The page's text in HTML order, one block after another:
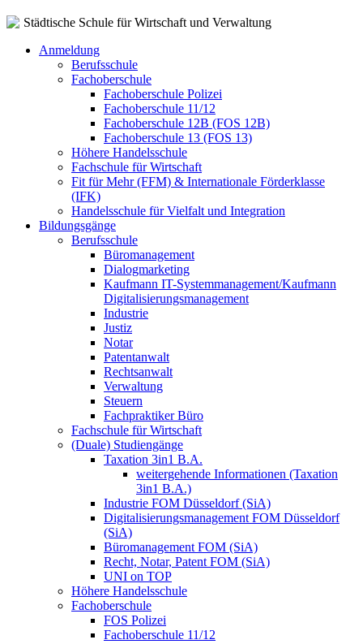
Städtische Schule für Wirtschaft und Verwaltung
Anmeldung
Berufsschule
Fachoberschule
Fachoberschule Polizei
Fachoberschule 11/12
Fachoberschule 12B (FOS 12B)
Fachoberschule 13 (FOS 13)
Höhere Handelsschule
Fachschule für Wirtschaft
Fit für Mehr (FFM) & Internationale Förderklasse
(IFK)
Handelsschule für Vielfalt und Integration
Bildungsgänge
Berufsschule
Büromanagement
Dialogmarketing
Kaufmann IT-Systemmanagement/Kaufmann
Digitalisierungsmanagement
Industrie
Justiz
Notar
Patentanwalt
Rechtsanwalt
Verwaltung
Steuern
Fachpraktiker Büro
Fachschule für Wirtschaft
(Duale) Studiengänge
Taxation 3in1 B.A.
weitergehende Informationen (Taxation
3in1 B.A.)
Industrie FOM Düsseldorf (SiA)
Digitalisierungsmanagement FOM Düsseldorf
(SiA)
Büromanagement FOM (SiA)
Recht, Notar, Patent FOM (SiA)
UNI on TOP
Höhere Handelsschule
Fachoberschule
FOS Polizei
Fachoberschule 11/12